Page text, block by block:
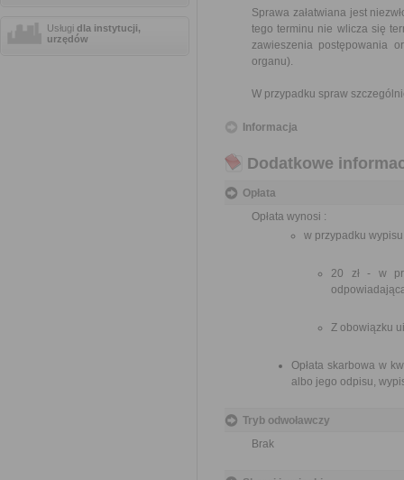
Usługi dla instytucji,
urzędów
Sprawa załatwiana jest
tego terminu nie wlicza się
zawieszenia postępowania
organu).
W przypadku spraw
Informacja
Dodatkowe
Opłata
Opłata wynosi :
w przypadku
20 zł - w
Z obowiązku
Opłata skarbowa w
albo jego odpisu,
Tryb odwoławczy
Brak